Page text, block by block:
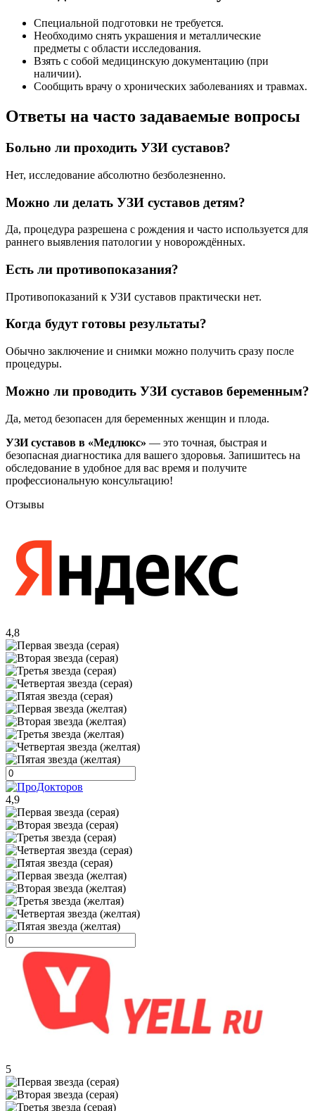
Специальной подготовки не требуется.
Необходимо снять украшения и металлические
предметы с области исследования.
Взять с собой медицинскую документацию (при
наличии).
Сообщить врачу о хронических заболеваниях и травмах.
Ответы на часто задаваемые вопросы
Больно ли проходить УЗИ суставов?
Нет, исследование абсолютно безболезненно.
Можно ли делать УЗИ суставов детям?
Да, процедура разрешена с рождения и часто используется для
раннего выявления патологии у новорождённых.
Есть ли противопоказания?
Противопоказаний к УЗИ суставов практически нет.
Когда будут готовы результаты?
Обычно заключение и снимки можно получить сразу после
процедуры.
Можно ли проводить УЗИ суставов беременным?
Да, метод безопасен для беременных женщин и плода.
УЗИ суставов в «Медлюкс» — это точная, быстрая и
безопасная диагностика для вашего здоровья. Запишитесь на
обследование в удобное для вас время и получите
профессиональную консультацию!
Отзывы
4,8
4,9
5